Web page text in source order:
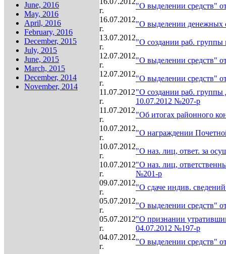
June, 2016
May, 2016
April, 2016
February, 2016
December, 2015
July, 2015
June, 2015
March, 2015
December, 2014
November, 2014
г.
"О выделении средств"
16.07.2012
г.
"О выделении денежных
13.07.2012
г.
"О создании раб.
12.07.2012
г.
"О выделении средств"
12.07.2012
г.
"О выделении средств"
11.07.2012
г.
"О создании раб. группы
10.07.2012 №207-р
11.07.2012
г.
"Об итогах районного
10.07.2012
г.
"О награждении
10.07.2012
г.
"О наз. лиц, ответ. за
10.07.2012
г.
"О наз. лиц,
№201-р
09.07.2012
г.
"О сдаче индив.
05.07.2012
г.
"О выделении средств"
05.07.2012
г.
"О признании
04.07.2012 №197-р
04.07.2012
г.
"О выделении средств"